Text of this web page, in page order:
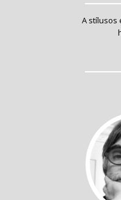
A stílusos